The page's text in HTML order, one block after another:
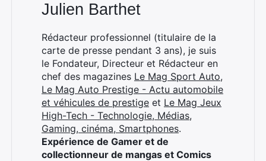
Julien Barthet
Rédacteur professionnel (titulaire de la
carte de presse pendant 3 ans), je suis
le Fondateur, Directeur et Rédacteur en
chef des magazines Le Mag Sport Auto,
Le Mag Auto Prestige - Actu automobile
et véhicules de prestige et Le Mag Jeux
High-Tech - Technologie, Médias,
Gaming, cinéma, Smartphones.
Expérience de Gamer et de
collectionneur de mangas et Comics